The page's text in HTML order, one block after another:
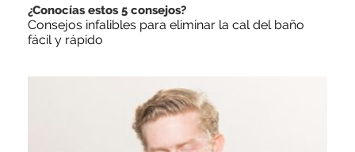
¿Conocías estos 5 consejos?
Consejos infalibles para eliminar la cal del baño
fácil y rápido